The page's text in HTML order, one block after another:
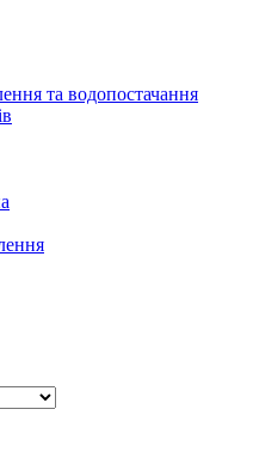
та водопостачання